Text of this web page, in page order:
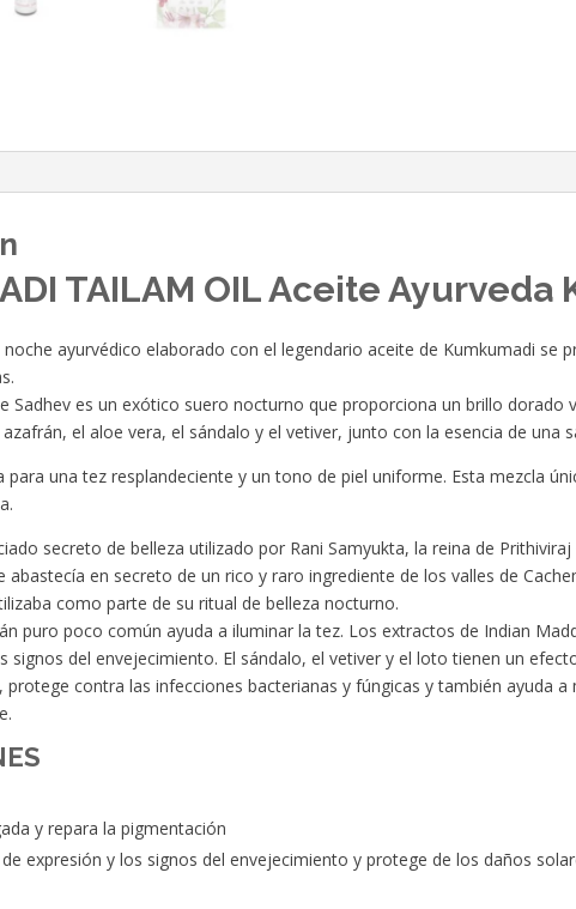
TAILAM OIL Aceite Ayurveda
ayurvédico elaborado con el legendario aceite de Kumkumadi se
Sadhev es un exótico suero nocturno que proporciona un brillo dorado
el aloe vera, el sándalo y el vetiver, junto con la esencia de una
para una tez resplandeciente y un tono de piel uniforme. Esta mezcla
secreto de belleza utilizado por Rani Samyukta, la reina de
abastecía en secreto de un rico y raro ingrediente de los valles de
como parte de su ritual de belleza nocturno.
puro poco común ayuda a iluminar la tez. Los extractos de Indian
signos del envejecimiento. El sándalo, el vetiver y el loto tienen un
protege contra las infecciones bacterianas y fúngicas y también ayuda
y repara la pigmentación
expresión y los signos del envejecimiento y protege de los daños